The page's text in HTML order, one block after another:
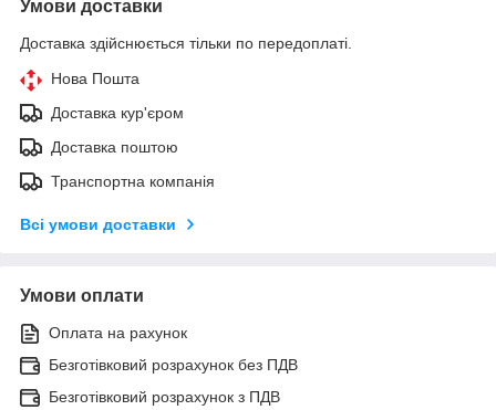
Умови доставки
Доставка здійснюється тільки по передоплаті.
Нова Пошта
Доставка кур'єром
Доставка поштою
Транспортна компанія
Всі умови доставки
Умови оплати
Оплата на рахунок
Безготівковий розрахунок без ПДВ
Безготівковий розрахунок з ПДВ